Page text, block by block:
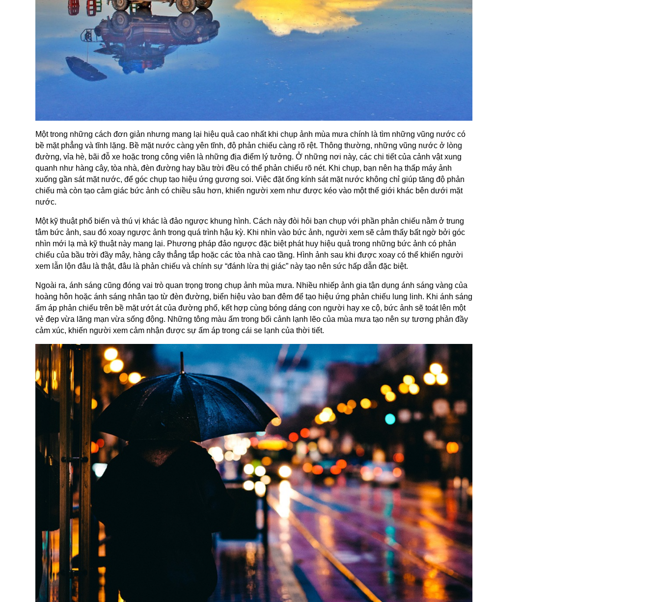
Một trong những cách đơn giản nhưng mang lại hiệu quả cao nhất khi chụp ảnh mùa mưa chính là tìm những vũng nước có
bề mặt phẳng và tĩnh lặng. Bề mặt nước càng yên tĩnh, độ phản chiếu càng rõ rệt. Thông thường, những vũng nước ở lòng
đường, vỉa hè, bãi đỗ xe hoặc trong công viên là những địa điểm lý tưởng. Ở những nơi này, các chi tiết của cảnh vật xung
quanh như hàng cây, tòa nhà, đèn đường hay bầu trời đều có thể phản chiếu rõ nét. Khi chụp, bạn nên hạ thấp máy ảnh
xuống gần sát mặt nước, để góc chụp tạo hiệu ứng gương soi. Việc đặt ống kính sát mặt nước không chỉ giúp tăng độ phản
chiếu mà còn tạo cảm giác bức ảnh có chiều sâu hơn, khiến người xem như được kéo vào một thế giới khác bên dưới mặt
nước.
Một kỹ thuật phổ biến và thú vị khác là đảo ngược khung hình. Cách này đòi hỏi bạn chụp với phần phản chiếu nằm ở trung
tâm bức ảnh, sau đó xoay ngược ảnh trong quá trình hậu kỳ. Khi nhìn vào bức ảnh, người xem sẽ cảm thấy bất ngờ bởi góc
nhìn mới lạ mà kỹ thuật này mang lại. Phương pháp đảo ngược đặc biệt phát huy hiệu quả trong những bức ảnh có phản
chiếu của bầu trời đầy mây, hàng cây thẳng tắp hoặc các tòa nhà cao tầng. Hình ảnh sau khi được xoay có thể khiến người
xem lẫn lộn đâu là thật, đâu là phản chiếu và chính sự “đánh lừa thị giác” này tạo nên sức hấp dẫn đặc biệt.
Ngoài ra, ánh sáng cũng đóng vai trò quan trọng trong chụp ảnh mùa mưa. Nhiều nhiếp ảnh gia tận dụng ánh sáng vàng của
hoàng hôn hoặc ánh sáng nhân tạo từ đèn đường, biển hiệu vào ban đêm để tạo hiệu ứng phản chiếu lung linh. Khi ánh sáng
ấm áp phản chiếu trên bề mặt ướt át của đường phố, kết hợp cùng bóng dáng con người hay xe cộ, bức ảnh sẽ toát lên một
vẻ đẹp vừa lãng mạn vừa sống động. Những tông màu ấm trong bối cảnh lạnh lẽo của mùa mưa tạo nên sự tương phản đầy
cảm xúc, khiến người xem cảm nhận được sự ấm áp trong cái se lạnh của thời tiết.